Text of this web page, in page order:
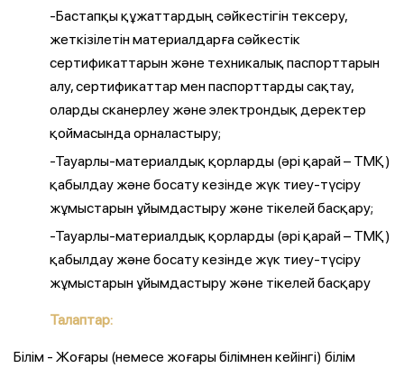
-Бастапқы құжаттардың сәйкестігін тексеру,
жеткізілетін материалдарға сәйкестік
сертификаттарын және техникалық паспорттарын
алу, сертификаттар мен паспорттарды сақтау,
оларды сканерлеу және электрондық деректер
қоймасында орналастыру;
-Тауарлы-материалдық қорларды (әрі қарай – ТМҚ)
қабылдау және босату кезінде жүк тиеу-түсіру
жұмыстарын ұйымдастыру және тікелей басқару;
-Тауарлы-материалдық қорларды (әрі қарай – ТМҚ)
қабылдау және босату кезінде жүк тиеу-түсіру
жұмыстарын ұйымдастыру және тікелей басқару
Талаптар:
Білім - Жоғары (немесе жоғары білімнен кейінгі) білім